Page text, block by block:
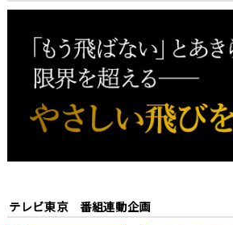
テレビ東京 番組連動企画